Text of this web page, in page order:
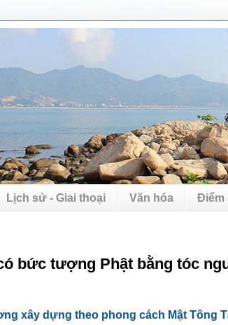
Lịch sử - Giai thoại Văn hóa Điểm
bức tượng Phật bằng tóc
xây dựng theo phong cách Mật Tông